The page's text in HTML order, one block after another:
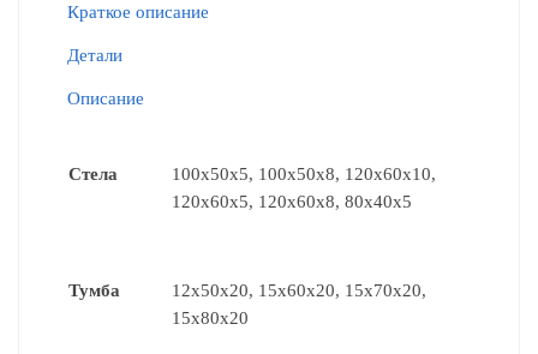
Краткое описание
Детали
Описание
Стела
100x50x5, 100x50x8, 120x60x10,
120x60x5, 120x60x8, 80x40x5
Тумба
12x50x20, 15x60x20, 15x70x20,
15х80х20